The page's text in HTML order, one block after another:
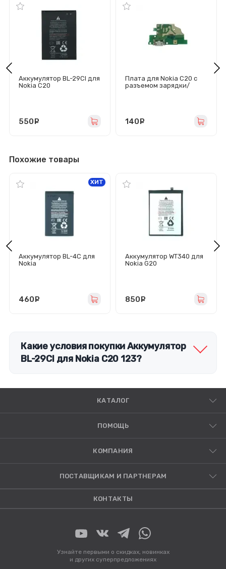
Аккумулятор BL-29CI для
Nokia C20
550
Плата для Nokia C20 с
разъемом зарядки/
140
Похожие товары
Аккумулятор BL-4C для
Nokia
ХИТ
460
Аккумулятор WT340 для
Nokia G20
850
Какие условия покупки Аккумулятор
BL-29CI для Nokia C20 123?
КАТАЛОГ
ПОМОЩЬ
КОМПАНИЯ
ПОСТАВЩИКАМ И ПАРТНЕРАМ
КОНТАКТЫ
Узнайте первыми о скидках, новинках
и других суперпредложениях